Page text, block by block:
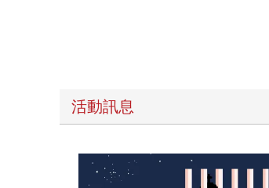
活動訊息